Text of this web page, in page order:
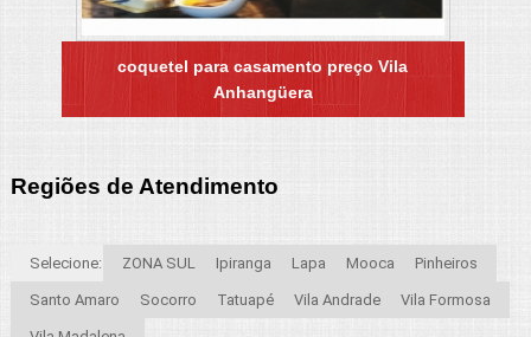
coquetel para casamento preço Vila
Anhangüera
Regiões de Atendimento
Selecione: ZONA SUL Ipiranga Lapa Mooca Pinheiros
Santo Amaro Socorro Tatuapé Vila Andrade Vila Formosa